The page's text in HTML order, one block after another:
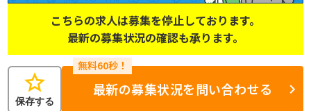
こちらの求人は募集を停止しております。
最新の募集状況の確認も承ります。
star
保存する
最新の募集状況を問い合わせる